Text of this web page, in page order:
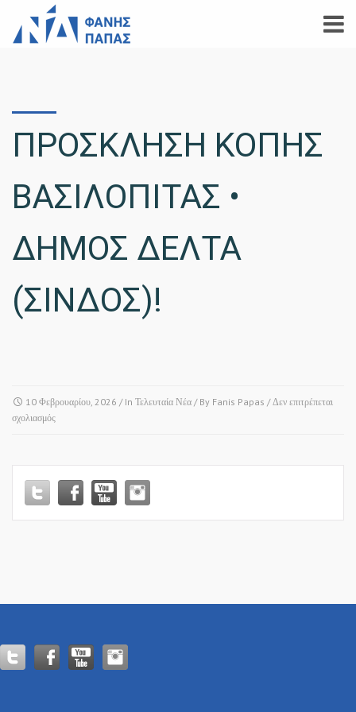
ΠΡΟΣΚΛΗΣΗ ΚΟΠΗΣ
ΒΑΣΙΛΟΠΙΤΑΣ •
ΔΗΜΟΣ ΔΕΛΤΑ
(ΣΙΝΔΟΣ)!
10 Φεβρουαρίου, 2026 / In Τελευταία Νέα / By Fanis Papas /Δεν επιτρέπεται
σχολιασμόςστο
ΒΑΣΙΛΟΠΙΤΑΣ
•
ΔΗΜΟΣ